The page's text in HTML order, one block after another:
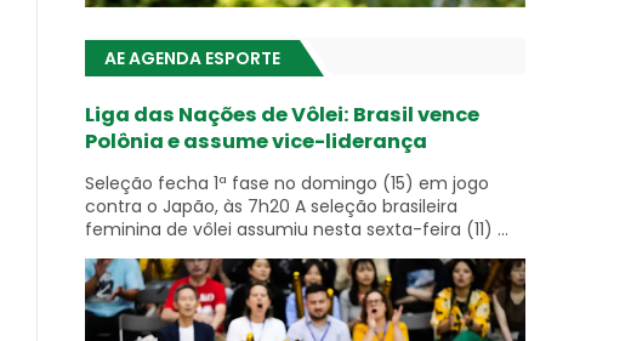
AE AGENDA ESPORTE
Liga das Nações de Vôlei: Brasil vence
Polônia e assume vice-liderança
Seleção fecha 1ª fase no domingo (15) em jogo
contra o Japão, às 7h20 A seleção brasileira
feminina de vôlei assumiu nesta sexta-feira (11) ...